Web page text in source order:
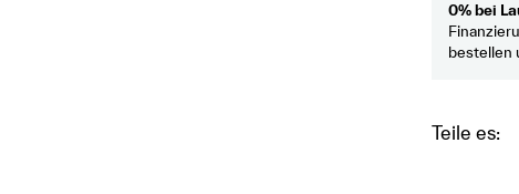
0% bei
bestellen
Teile es: